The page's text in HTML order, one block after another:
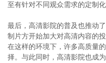
至有针对不同观众需求的定制
最后，高清影院的普及也推动
制片方开始加大对高清内容的
在这样的环境下，许多高质量
择。与此同时，高清影院也成